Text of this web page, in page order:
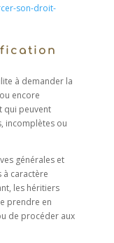
son-droit-
à demander la
encore
qui peuvent
incomplètes ou
générales et
à caractère
les héritiers
prendre en
de procéder aux